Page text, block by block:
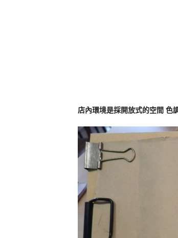
店內環境是採開放式的空間 色